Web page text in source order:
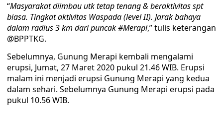
“Masyarakat diimbau utk tetap tenang & beraktivitas spt
biasa. Tingkat aktivitas Waspada (level II). Jarak bahaya
dalam radius 3 km dari puncak #Merapi,” tulis keterangan
@BPPTKG.
Sebelumnya, Gunung Merapi kembali mengalami
erupsi, Jumat, 27 Maret 2020 pukul 21.46 WIB. Erupsi
malam ini menjadi erupsi Gunung Merapi yang kedua
dalam sehari. Sebelumnya Gunung Merapi erupsi pada
pukul 10.56 WIB.